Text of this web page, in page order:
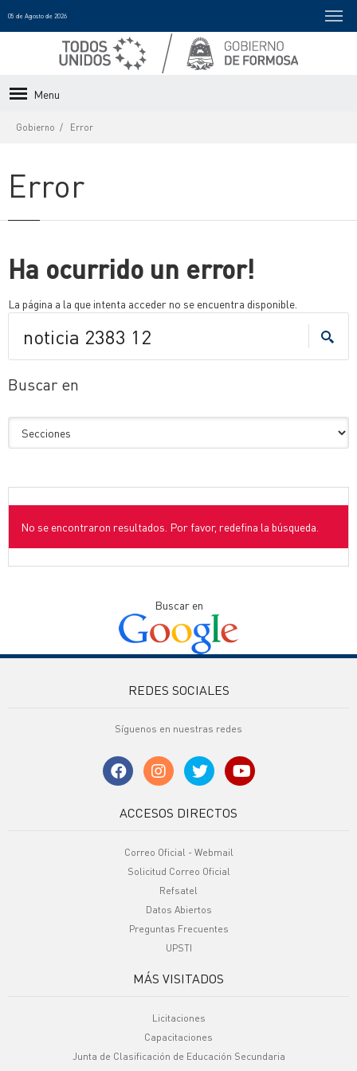
05 de Agosto de 2026
Menu
Gobierno Error
Error
Ha ocurrido un error!
La página a la que intenta acceder no se encuentra disponible.
Buscar en
No se encontraron resultados. Por favor, redefina la búsqueda.
Buscar en
REDES SOCIALES
Síguenos en nuestras redes
ACCESOS DIRECTOS
Correo Oficial - Webmail
Solicitud Correo Oficial
Refsatel
Datos Abiertos
Preguntas Frecuentes
UPSTI
MÁS VISITADOS
Licitaciones
Capacitaciones
Junta de Clasificación de Educación Secundaria